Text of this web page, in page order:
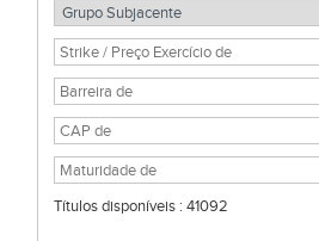
Títulos disponíveis : 41092